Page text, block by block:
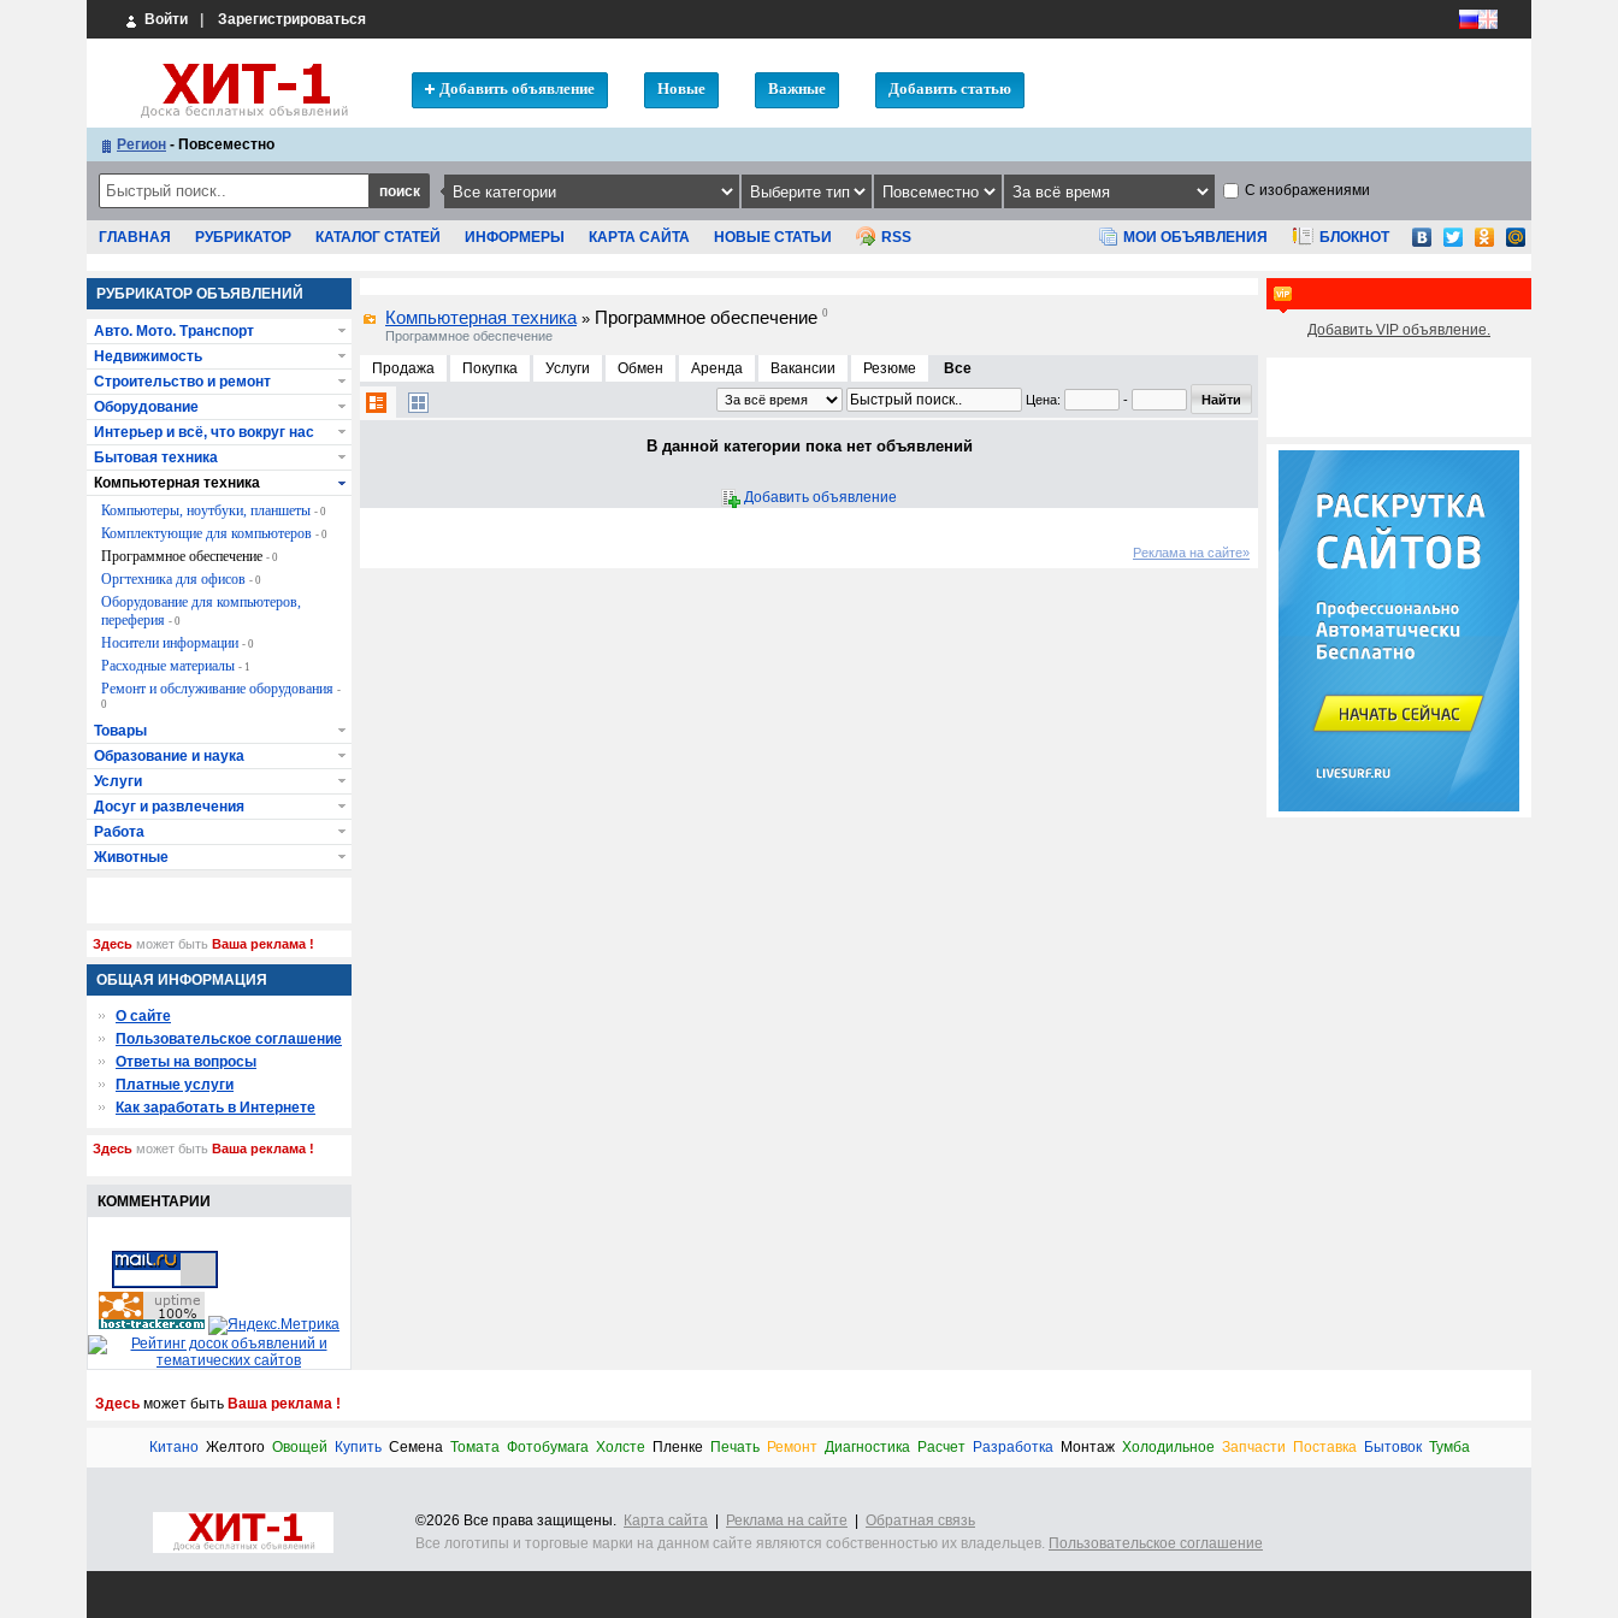
Войти Зарегистрироваться
Добавить объявление Новые Важные Добавить статью
Регион - Повсеместно
С изображениями
ГЛАВНАЯ РУБРИКАТОР КАТАЛОГ СТАТЕЙ ИНФОРМЕРЫ КАРТА САЙТА НОВЫЕ СТАТЬИ RSS МОИ ОБЪЯВЛЕНИЯ БЛОКНОТ
Компьютерная техника » Программное обеспечение 0
Программное обеспечение
Продажа Покупка Услуги Обмен Аренда Вакансии Резюме Все
Цена: -
В данной категории пока нет объявлений
Добавить объявление
Реклама на сайте»
РУБРИКАТОР ОБЪЯВЛЕНИЙ
Авто. Мото. Транспорт
Недвижимость
Строительство и ремонт
Оборудование
Интерьер и всё, что вокруг нас
Бытовая техника
Компьютерная техника
Компьютеры, ноутбуки, планшеты - 0
Комплектующие для компьютеров - 0
Программное обеспечение - 0
Оргтехника для офисов - 0
Оборудование для компьютеров,
переферия - 0
Носители информации - 0
Расходные материалы - 1
Ремонт и обслуживание оборудования -
0
Товары
Образование и наука
Услуги
Досуг и развлечения
Работа
Животные
Здесь может быть Ваша реклама !
ОБЩАЯ ИНФОРМАЦИЯ
О сайте
Пользовательское соглашение
Ответы на вопросы
Платные услуги
Как заработать в Интернете
Здесь может быть Ваша реклама !
КОММЕНТАРИИ
Добавить VIP объявление.
Здесь может быть Ваша реклама !
Китано Желтого Овощей Купить Семена Томата Фотобумага Холсте Пленке Печать Ремонт Диагностика Расчет Разработка Монтаж Холодильное Запчасти Поставка Бытовок Тумба
©2026 Все права защищены. Карта сайта Реклама на сайте
Обратная связь
Все логотипы и торговые марки на данном сайте являются собственностью их владельцев. Пользовательское соглашение